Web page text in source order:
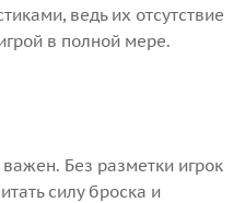
ведь их отсутствие
в полной мере.
Без разметки игрок
силу броска и